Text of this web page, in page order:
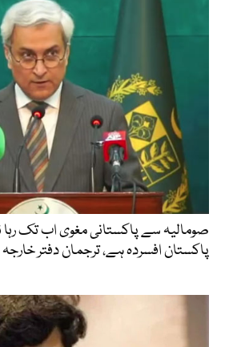
صومالیہ سے پاکستانی مغوی اب تک
پاکستان افسردہ ہے، ترجمان دفتر خارجہ